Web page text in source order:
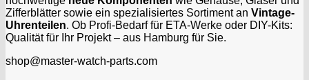
Zifferblätter sowie ein spezialisiertes Sortiment an Vintage-
Uhrenteilen. Ob Profi-Bedarf für ETA-Werke oder DIY-Kits:
Qualität für Ihr Projekt – aus Hamburg für Sie.
shop@master-watch-parts.com